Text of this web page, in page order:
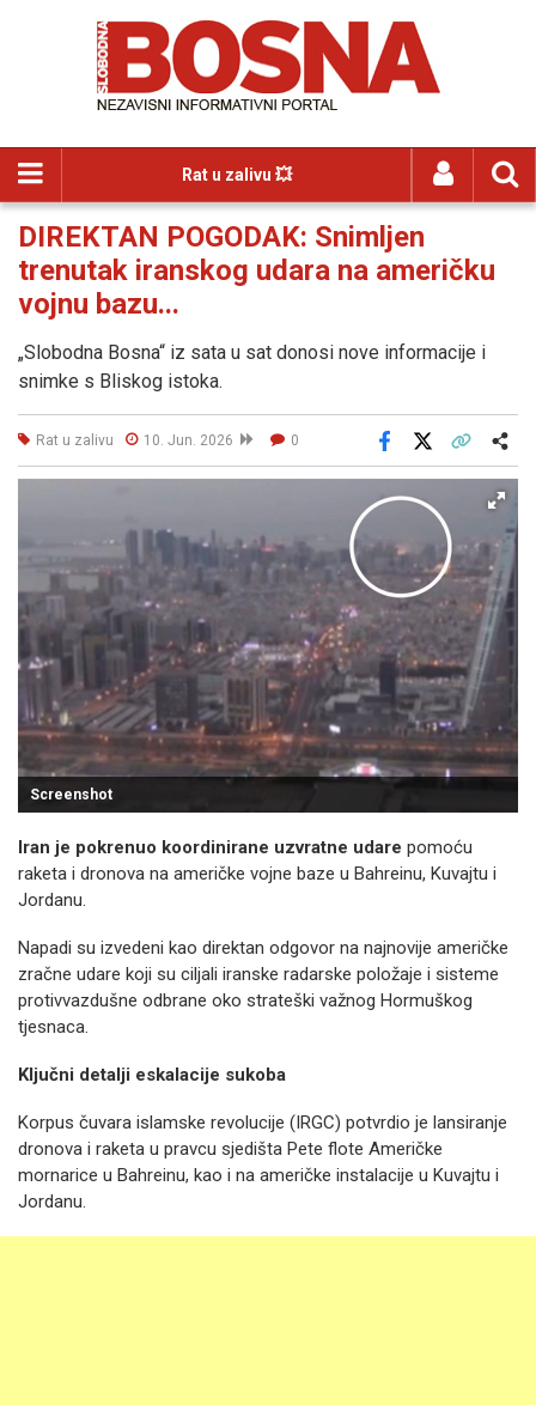
Rat u zalivu 💥
DIREKTAN POGODAK: Snimljen
trenutak iranskog udara na američku
vojnu bazu...
„Slobodna Bosna“ iz sata u sat donosi nove informacije i
snimke s Bliskog istoka.
Rat u zalivu 10. Jun. 2026 0
Facebook
Screenshot
Iran je pokrenuo koordinirane uzvratne udare pomoću
raketa i dronova na američke vojne baze u Bahreinu, Kuvajtu i
Jordanu.
Napadi su izvedeni kao direktan odgovor na najnovije američke
zračne udare koji su ciljali iranske radarske položaje i sisteme
protivvazdušne odbrane oko strateški važnog Hormuškog
tjesnaca.
Ključni detalji eskalacije sukoba
Korpus čuvara islamske revolucije (IRGC) potvrdio je lansiranje
dronova i raketa u pravcu sjedišta Pete flote Američke
mornarice u Bahreinu, kao i na američke instalacije u Kuvajtu i
Jordanu.